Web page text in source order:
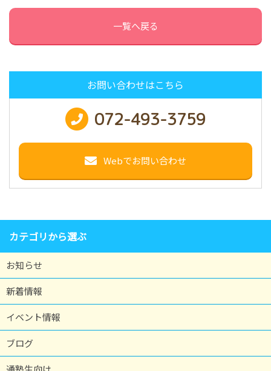
一覧へ戻る
お問い合わせはこちら
072-493-3759
Webでお問い合わせ
カテゴリから選ぶ
お知らせ
新着情報
イベント情報
ブログ